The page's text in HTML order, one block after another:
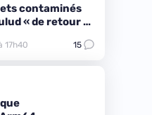
contaminés
« de retour »
17h40 15